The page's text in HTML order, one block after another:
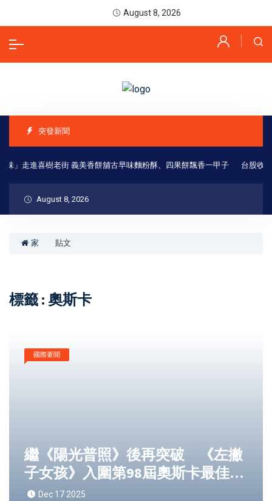
August 8, 2026
突發新聞
味」走進喜樹老街 義美香餅舖古早味麵粉酥、四果餅飄香一甲子 台股收
August 8, 2026
家 貼文
標籤 : 奧斯卡
國際要聞
繼《陽光普照》後再突破 《左撇
子女孩》入圍第98屆奧斯卡最佳國
際影片15強短名單，展現臺灣電影
Dec 17 2025